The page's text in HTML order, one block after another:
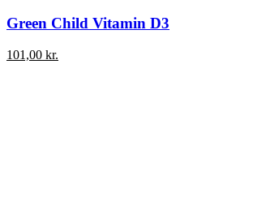
Green Child Vitamin D3
101,00 kr.